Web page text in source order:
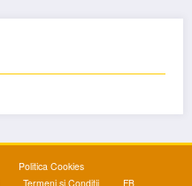
Politica Cookies
Termeni și Condiții FB